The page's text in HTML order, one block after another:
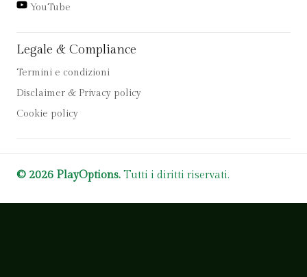
YouTube
Legale & Compliance
Termini e condizioni
Disclaimer & Privacy policy
Cookie policy
© 2026 PlayOptions. Tutti i diritti riservati.